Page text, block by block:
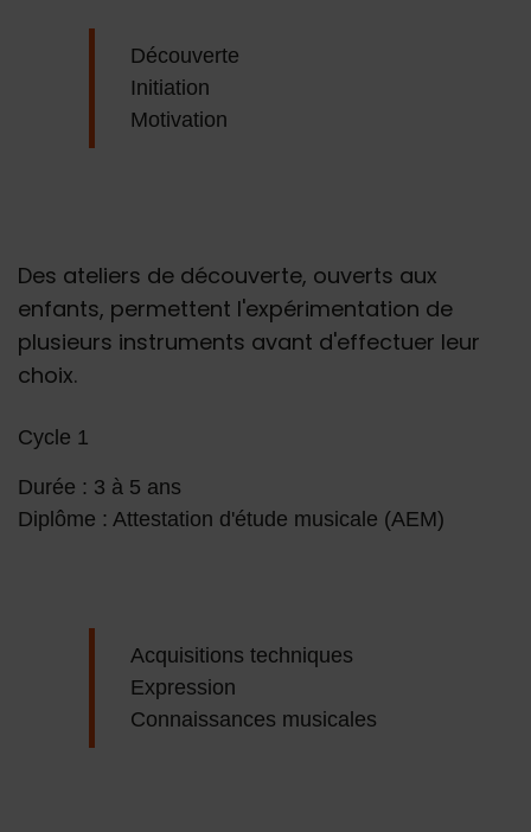
Découverte
Initiation
Motivation
Des ateliers de découverte, ouverts aux
enfants, permettent l'expérimentation de
plusieurs instruments avant d'effectuer leur
choix.
Cycle 1
Durée : 3 à 5 ans
Diplôme : Attestation d'étude musicale (AEM)
Acquisitions techniques
Expression
Connaissances musicales